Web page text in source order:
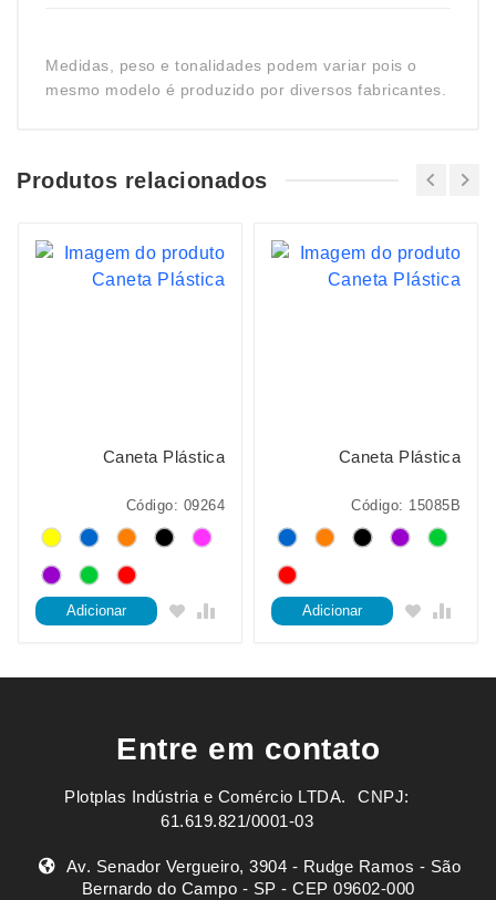
Medidas, peso e tonalidades podem variar pois o
mesmo modelo é produzido por diversos fabricantes.
Produtos relacionados
Caneta Plástica
Código: 09264
Adicionar
Caneta Plástica
Código: 15085B
Adicionar
Entre em contato
Plotplas Indústria e Comércio LTDA. ㅤㅤㅤ CNPJ:
61.619.821/0001-03
Av. Senador Vergueiro, 3904 - Rudge Ramos - São
Bernardo do Campo - SP - CEP 09602-000